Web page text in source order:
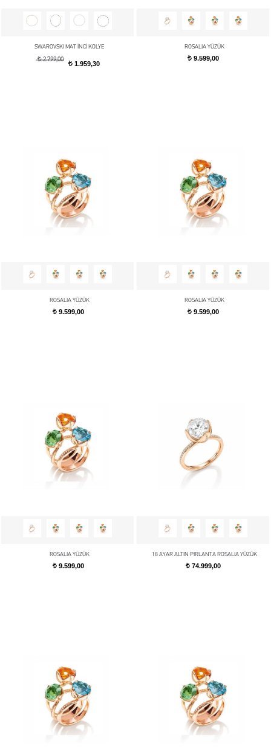
SWAROVSKI MAT İNCİ KOLYE
t2.799,00
t1.959,30
ROSALIA YÜZÜK
t 9.599,00
ROSALIA YÜZÜK
t9.599,00
ROSALIA YÜZÜK
t 9.599,00
ROSALIA YÜZÜK
t9.599,00
18 AYAR ALTIN PIRLANTA ROSALIA YÜZÜK
t 74.999,00